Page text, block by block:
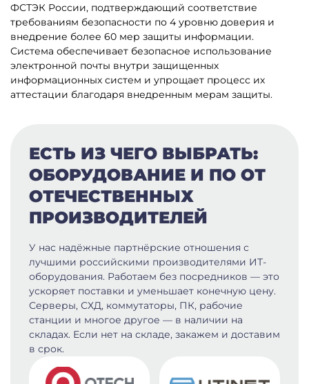
ФСТЭК России, подтверждающий соответствие
требованиям безопасности по 4 уровню доверия и
внедрение более 60 мер защиты информации.
Система обеспечивает безопасное использование
электронной почты внутри защищенных
информационных систем и упрощает процесс их
аттестации благодаря внедренным мерам защиты.
ЕСТЬ ИЗ ЧЕГО ВЫБРАТЬ:
ОБОРУДОВАНИЕ И ПО ОТ
ОТЕЧЕСТВЕННЫХ
ПРОИЗВОДИТЕЛЕЙ
У нас надёжные партнёрские отношения с
лучшими российскими производителями ИТ-
оборудования. Работаем без посредников — это
ускоряет поставки и уменьшает конечную цену.
Серверы, СХД, коммутаторы, ПК, рабочие
станции и многое другое — в наличии на
складах. Если нет на складе, закажем и доставим
в срок.